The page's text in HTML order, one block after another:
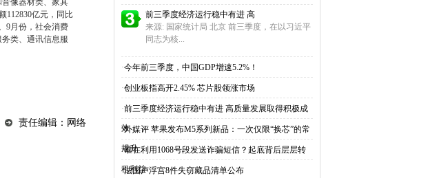
音像器材类、家具
112830亿元，同比
9月份，社会消费
类、通讯信息服
责任编辑：网络
前三季度经济运行稳中有进 高
来源: 国家统计局 北京 前三季度，在以习近平
同志为核...
·今年前三季度，中国GDP增速5.2%！
·创业板指高开2.45% 芯片股领涨市场
·前三季度经济运行稳中有进 高质量发展取得积极成
效
·外媒评 苹果发布M5系列新品：一次仅限“换芯”的常
规升
·谁在利用1068号段发送诈骗短信？起底背后层层转
租利益
·法国卢浮宫8件失窃藏品清单公布